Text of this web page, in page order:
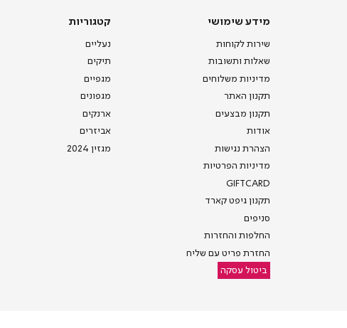
מידע
מידע שימושי
שירות לקוחות
שאלות ותשובות
מדיניות משלוחים
תקנון האתר
תקנון מבצעים
אודות
הצהרת נגישות
מדיניות הפרטיות
GIFTCARD
תקנון גיפט קארד
סניפים
החלפות והחזרות
החזרת פריט עם שליח
ביטול עסקה
קטגוריות
קטגוריות
נעליים
תיקים
מגפיים
מגפונים
ארנקים
אביזרים
מגזין 2024